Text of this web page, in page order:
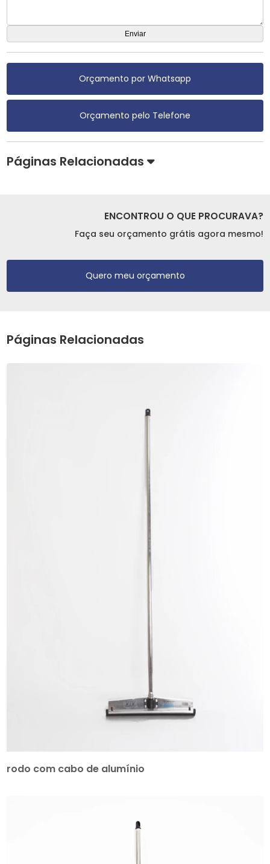
Orçamento por Whatsapp
Orçamento pelo Telefone
Páginas Relacionadas
ENCONTROU O QUE PROCURAVA?
Faça seu orçamento grátis agora mesmo!
Quero meu orçamento
Páginas Relacionadas
rodo com cabo de alumínio